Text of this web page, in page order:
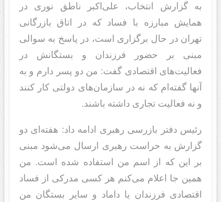
به گزارش انتخاب، علی‌اکبر ناطق نوری در
همایش مبارزه با فساد که در اتاق بازرگانی
تهران در حال برگزاری است، در پاسخ به سوالی
مبنی بر حضور فرزندان و بستگانش در
فعالیت‌های اقتصادی گفت: من دو پسر دارم و به
آنها گفته‌ام که نه در سازمان‌های دولتی کار کنند
و نه فعالیت تجاری داشته باشند.
رئیس دفتر بازرسی رهبری ادامه داد: هفته‌ای دو
گزارش به حراست رهبری ارسال می‌شود مبنی
بر این که از اسم من استفاده شده است. من
همین جا اعلام می‌کنم هر کسی مدرکی از فساد
اقتصادی فرزندان یا داماد و سایر بستگان من